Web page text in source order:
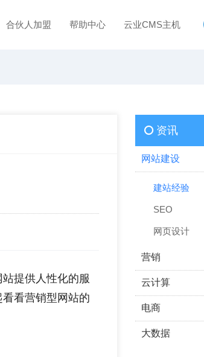
合伙人加盟 帮助中心 云业CMS主机
提供人性化的服
看营销型网站的
资讯
网站建设
建站经验
SEO
网页设计
营销
云计算
电商
大数据